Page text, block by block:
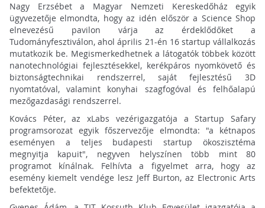
Nagy Erzsébet a Magyar Nemzeti Kereskedőház egyik
ügyvezetője elmondta, hogy az idén először a Science Shop
elnevezésű pavilon várja az érdeklődőket a
Tudományfesztiválon, ahol április 21-én 16 startup vállalkozás
mutatkozik be. Megismerkedhetnek a látogatók többek között
nanotechnológiai fejlesztésekkel, kerékpáros nyomkövető és
biztonságtechnikai rendszerrel, saját fejlesztésű 3D
nyomtatóval, valamint konyhai szagfogóval és felhőalapú
mezőgazdasági rendszerrel.
Kovács Péter, az xLabs vezérigazgatója a Startup Safary
programsorozat egyik főszervezője elmondta: "a kétnapos
eseményen a teljes budapesti startup ökoszisztéma
megnyitja kapuit", negyven helyszínen több mint 80
programot kínálnak. Felhívta a figyelmet arra, hogy az
esemény kiemelt vendége lesz Jeff Burton, az Electronic Arts
befektetője.